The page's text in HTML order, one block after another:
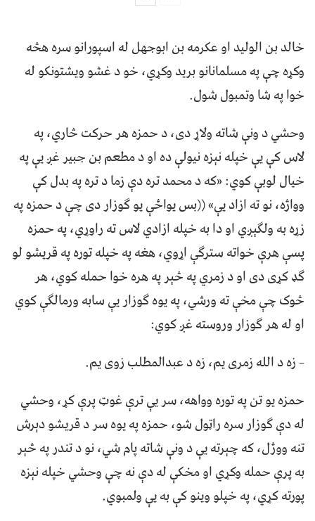
خالد بن الوليد او عکرمه بن ابوجهل له اسپورانو سره هڅه
وکړه چې په مسلمانانو بريد وکړي، خو د غشو ويشتونکو له
خوا په شا وتمبول شول.
وحشي د ونې شاته ولاړ دی، د حمزه هر حرکت څاري، په
لاس کې يې خپله نېزه نيولې ده او د مطعم بن جبير غږ يې په
خيال لوبې کوي: «که د محمد تره دې زما د تره په بدل کې
وواژه، نو ته ازاد يې» ((بس يواځې يو ګوزار دی چې د حمزه په
زړه به ولګېږي او دا به خپله ازادي لاس ته راوړي، په حمزه
پسې هرې خواته سترګې اړوي، هغه په خپله توره په قريشو لو
ګډ کړی دی او د زمري په څېر په هره خوا حمله کوي، هر
څوک چې مخې ته ورشي، په يوه ګوزار يې سابه ورمالګې کوي
او له هر ګوزار وروسته غږ کوي:
– زه د الله زمری يم، زه د عبدالمطلب زوی يم.
حمزه يو تن په توره وواهه، سر يې ترې غوټ پرې کړ، وحشي
له دې ګوزار سره راټول شو، حمزه په يوه سر د قريشو دېرش
تنه ووژل، که چېرته يې د ونې شاته پام شي، نو د تندر په څېر
به پرې حمله وکړي او مخکې له دې نه چې وحشي خپله نېزه
پورته کړي، په خپلو وينو کې به يې ولمبوي.